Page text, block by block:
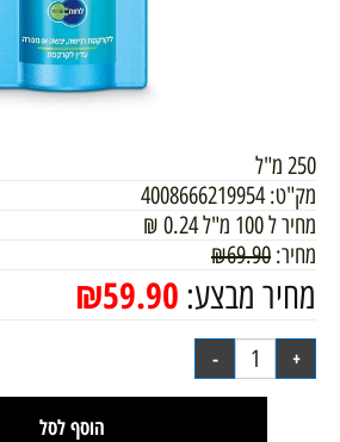
250 מ"ל
מק"ט: 4008666219954
מחיר ל 100 מ"ל
0.24
₪
מחיר:
₪69.90
מחיר מבצע: ₪59.90
הוסף לסל